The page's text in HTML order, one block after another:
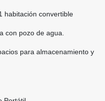
habitación convertible
con pozo de agua.
para almacenamiento y